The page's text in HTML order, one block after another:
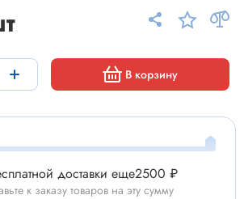
В корзину
доставки еще2500 ₽
к заказу товаров на эту сумму